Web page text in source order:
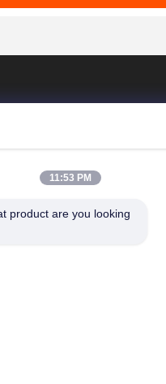
Links
11:53 PM
product are you looking